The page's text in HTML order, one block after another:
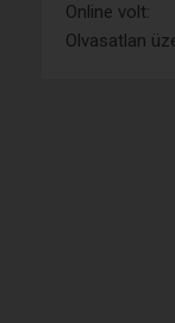
Online volt:
Olvasatlan